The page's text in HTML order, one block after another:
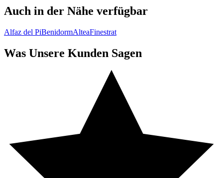
Auch in der Nähe verfügbar
Alfaz del PiBenidormAlteaFinestrat
Was Unsere Kunden Sagen